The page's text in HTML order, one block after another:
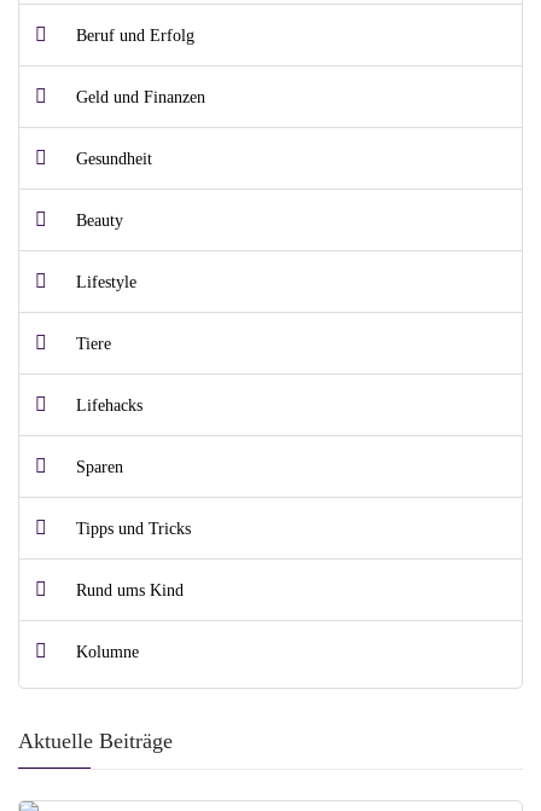
Beruf und Erfolg
Geld und Finanzen
Gesundheit
Beauty
Lifestyle
Tiere
Lifehacks
Sparen
Tipps und Tricks
Rund ums Kind
Kolumne
Aktuelle Beiträge